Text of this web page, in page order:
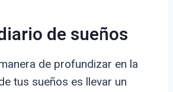
de sueños
de profundizar en la
tus sueños es llevar un